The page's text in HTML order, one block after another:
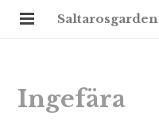
Saltarosgarden
Ingefära